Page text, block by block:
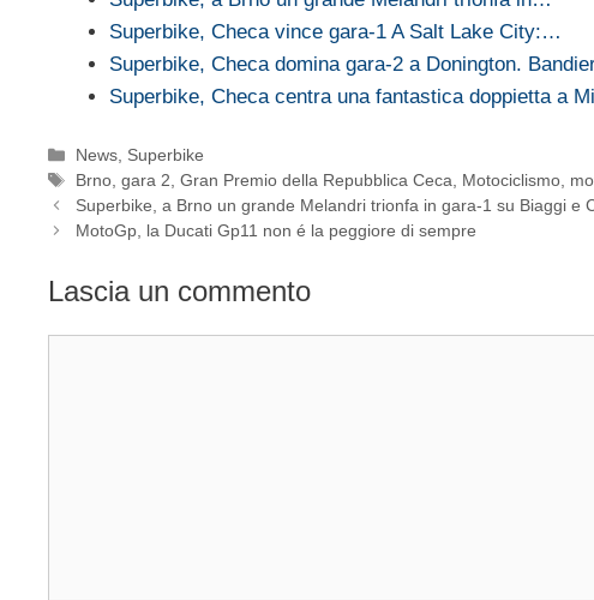
Superbike, Checa vince gara-1 A Salt Lake City:…
Superbike, Checa domina gara-2 a Donington.
Superbike, Checa centra una fantastica doppietta a
Categorie
News, Superbike
Tag
Brno,gara 2,Gran Premio della Repubblica Ceca, Motociclismo,
Superbike, a Brno un grande Melandri trionfa in gara-1 su Biaggi e
MotoGp, la Ducati Gp11 non é la peggiore di sempre
Lascia un commento